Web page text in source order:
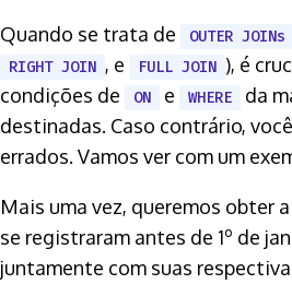
Quando se trata de OUTER JOINs
RIGHT JOIN , e FULL JOIN ), é
condições de
ON e WHERE
da
destinadas. Caso contrário,
errados. Vamos ver com um
Mais uma vez, queremos obter
se registraram antes de 1º de
juntamente com suas